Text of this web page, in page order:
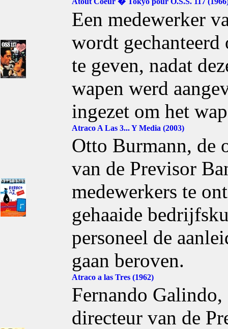
Een medewerker
wordt gechanteerd
te geven, nadat
wapen werd
ingezet om het
Atraco A Las 3... Y Media (2003)
Otto Burmann, de
van de Previsor
medewerkers te
gehaaide
personeel de
gaan beroven.
Atraco a las Tres (1962)
Fernando Galindo,
directeur van de